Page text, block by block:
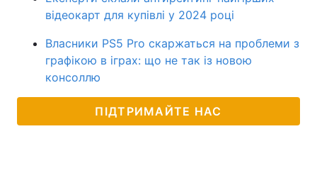
відеокарт для купівлі у 2024 році
Власники PS5 Pro скаржаться на проблеми з
графікою в іграх: що не так із новою
консоллю
ПІДТРИМАЙТЕ НАС